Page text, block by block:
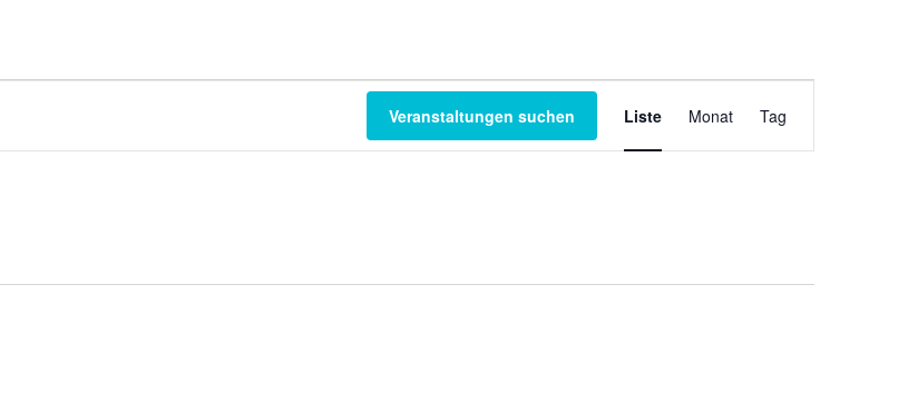
Veranstaltungen suchen
Ansichten-
Liste Monat Tag